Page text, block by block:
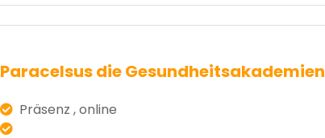
Paracelsus die Gesundheitsakademien
Präsenz , online